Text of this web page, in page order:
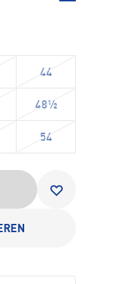
44
48½
54